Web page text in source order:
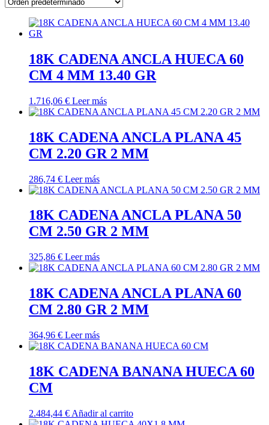
18K CADENA ANCLA HUECA 60
CM 4 MM 13.40 GR
1.716,06 € Leer más
18K CADENA ANCLA PLANA 45
CM 2.20 GR 2 MM
286,74 € Leer más
18K CADENA ANCLA PLANA 50
CM 2.50 GR 2 MM
325,86 € Leer más
18K CADENA ANCLA PLANA 60
CM 2.80 GR 2 MM
364,96 € Leer más
18K CADENA BANANA HUECA 60
CM
2.484,44 € Añadir al carrito